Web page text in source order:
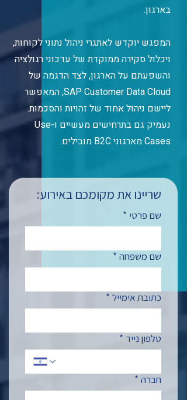
בארגון.
המפגש יוקדש לאתגרי ניהול נתוני לקוחות,
ויכלולסקירה ממוקדת של עדכוני רגולציה
והשפעתם על הארגון, לצד הדגמה של
SAP Customer Data Cloud, המאפשר
ליישם ניהול אחוד של זהויות והסכמות.
נעמיק גם בתרחישים מעשיים ו-Use
Cases מארגוני B2C מובילים.
שריינו את מקומכם באירוע:
שם פרטי *
שם משפחה *
כתובת אימייל *
טלפון נייד *
חברה *